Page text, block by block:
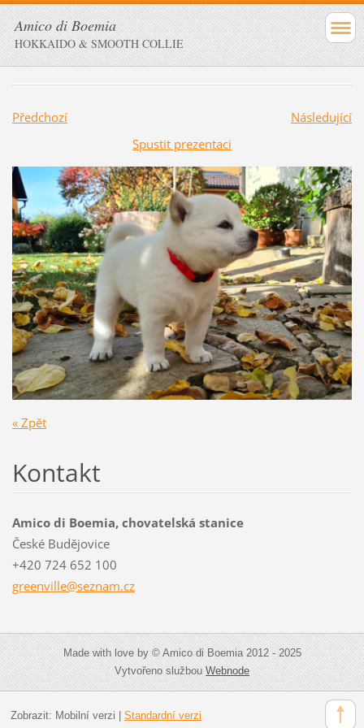
Amico di Boemia
HOKKAIDO & SMOOTH COLLIE
Předchozí
Následující
Spustit prezentaci
« Zpět
Kontakt
Amico di Boemia, chovatelská stanice
České Budějovice
+420 724 652 100
greenville@seznam.cz
Made with love by © Amico di Boemia 2012 - 2025
Vytvořeno službouWebnode
Zobrazit: Mobilní verzi Standardní verzi